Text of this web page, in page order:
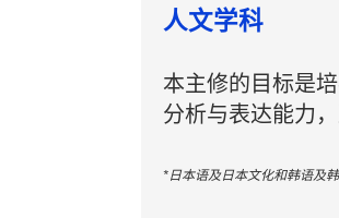
人文学科
本主修的目标是
分析与表达能力
*日本语及日本文化和韩语及韩